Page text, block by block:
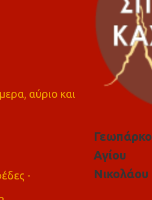
αύριο και
-
Γεωπάρκο
Αγίου
Νικολάου